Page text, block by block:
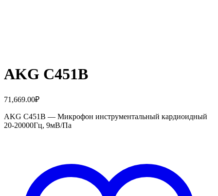
AKG C451B
71,669.00₽
AKG C451B — Микрофон инструментальный кардиоидный
20-20000Гц, 9мВ/Па